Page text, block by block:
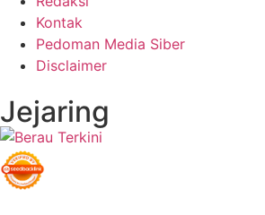
Kontak
Pedoman Media Siber
Disclaimer
Jejaring